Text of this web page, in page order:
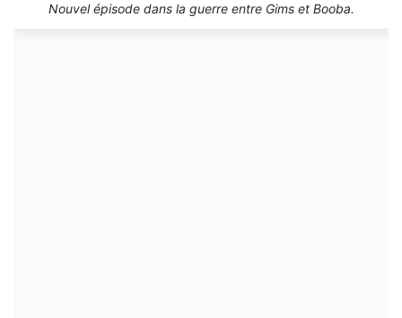
Nouvel épisode dans la guerre entre Gims et Booba.